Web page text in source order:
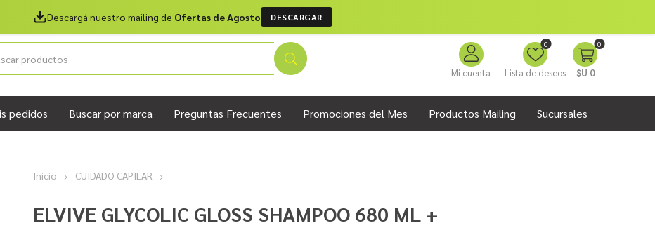
Descargá nuestro mailing de Ofertas de Agosto DESCARGAR
Mi cuenta Lista de deseos
0 0
$U 0
pedidos Buscar por marca Preguntas Frecuentes Promociones del Mes Productos Mailing Sucursales
Inicio CUIDADO CAPILAR
ELVIVE GLYCOLIC GLOSS SHAMPOO 680 ML +